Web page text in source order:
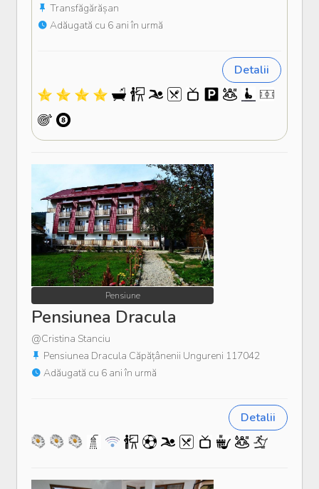
Transfăgărășan
Adăugată cu 6 ani în urmă
Detalii
Pensiune
Pensiunea Dracula
@Cristina Stanciu
Pensiunea Dracula Căpățânenii Ungureni 117042
Adăugată cu 6 ani în urmă
Detalii